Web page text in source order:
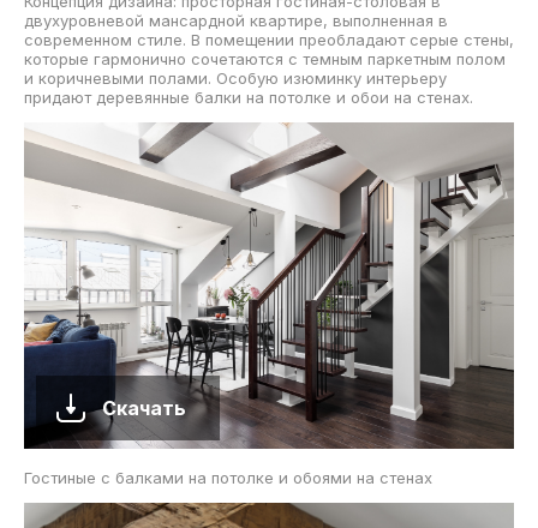
двухуровневой мансардной квартире, выполненная в
современном стиле. В помещении преобладают серые стены,
которые гармонично сочетаются с темным паркетным полом
и коричневыми полами. Особую изюминку интерьеру
придают деревянные балки на потолке и обои на стенах.
Скачать
Гостиные с балками на потолке и обоями на стенах